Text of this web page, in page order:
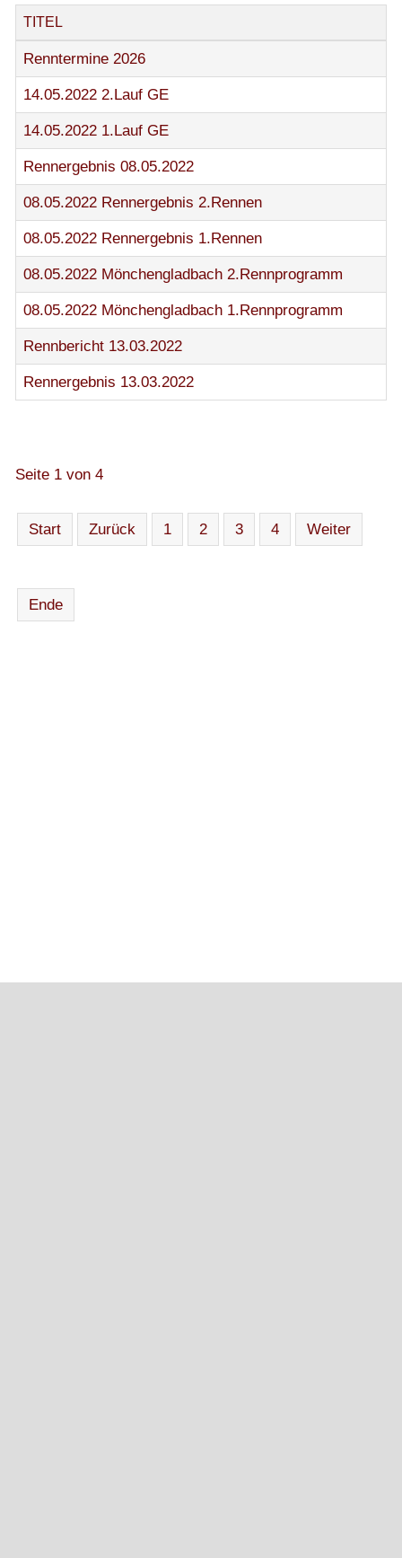
TITEL
Renntermine 2026
14.05.2022 2.Lauf GE
14.05.2022 1.Lauf GE
Rennergebnis 08.05.2022
08.05.2022 Rennergebnis 2.Rennen
08.05.2022 Rennergebnis 1.Rennen
08.05.2022 Mönchengladbach 2.Rennprogramm
08.05.2022 Mönchengladbach 1.Rennprogramm
Rennbericht 13.03.2022
Rennergebnis 13.03.2022
Seite 1 von 4
Start Zurück 1 2 3 4 Weiter
Ende